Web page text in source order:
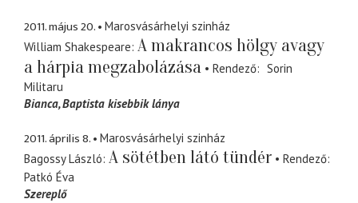
2011. május 20.
Marosvásárhelyi szinház
William Shakespeare A makrancos hölgy avagy
a hárpia megzabolázása
Rendező
Sorin
Militaru
Bianca Baptista kisebbik lánya
2011. április 8.
Marosvásárhelyi szinház
Bagossy László A sötétben látó tündér
Rendező
Patkó Éva
Szereplő